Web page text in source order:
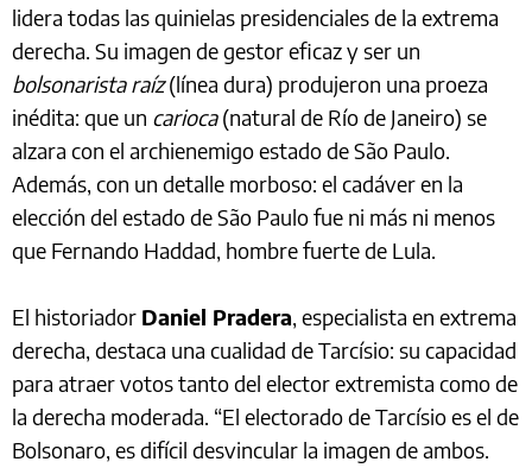
lidera todas las quinielas presidenciales de la extrema
derecha. Su imagen de gestor eficaz y ser un
bolsonarista raíz(línea dura) produjeron una proeza
inédita: que un carioca(natural de Río de Janeiro) se
alzara con el archienemigo estado de São Paulo.
Además, con un detalle morboso: el cadáver en la
elección del estado de São Paulo fue ni más ni menos
que Fernando Haddad, hombre fuerte de Lula.
El historiador Daniel Pradera, especialista en extrema
derecha, destaca una cualidad de Tarcísio: su capacidad
para atraer votos tanto del elector extremista como de
la derecha moderada. “El electorado de Tarcísio es el de
Bolsonaro, es difícil desvincular la imagen de ambos.